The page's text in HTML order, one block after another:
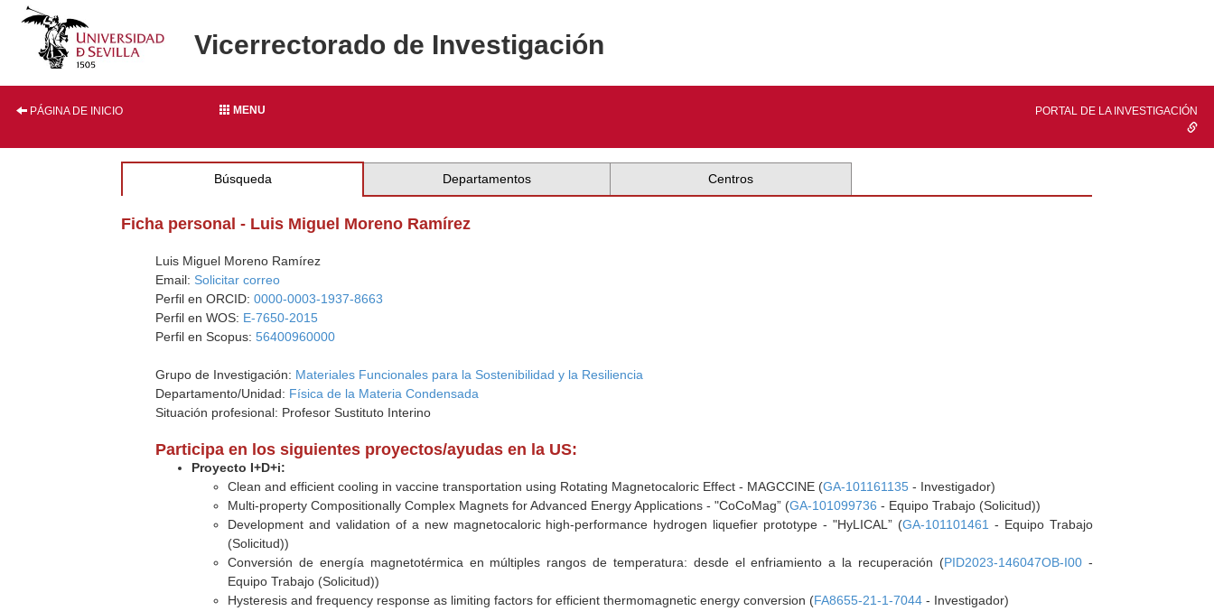
Vicerrectorado de Investigación
PÁGINA DE INICIO MENU PORTAL DE LA INVESTIGACIÓN
Búsqueda Departamentos Centros
Ficha personal - Luis Miguel Moreno Ramírez
Luis Miguel Moreno Ramírez
Email: Solicitar correo
Perfil en ORCID:0000-0003-1937-8663
Perfil en WOS: E-7650-2015
Perfil en Scopus:56400960000
Grupo de Investigación: Materiales Funcionales para la Sostenibilidad y la Resiliencia
Departamento/Unidad: Física de la Materia Condensada
Situación profesional: Profesor Sustituto Interino
Participa en los siguientes proyectos/ayudas en la US:
Proyecto I+D+i:
Clean and efficient cooling in vaccine transportation using Rotating Magnetocaloric Effect - MAGCCINE (GA-101161135 - Investigador)
Multi-property Compositionally Complex Magnets for Advanced Energy Applications - "CoCoMag” (GA-101099736 - Equipo Trabajo (Solicitud))
Development and validation of a new magnetocaloric high-performance hydrogen liquefier prototype - "HyLICAL” (GA-101101461 - Equipo Trabajo
(Solicitud))
Conversión de energía magnetotérmica en múltiples rangos de temperatura: desde el enfriamiento a la recuperación (PID2023-146047OB-I00-
Equipo Trabajo (Solicitud))
Hysteresis and frequency response as limiting factors for efficient thermomagnetic energy conversion (FA8655-21-1-7044 - Investigador)